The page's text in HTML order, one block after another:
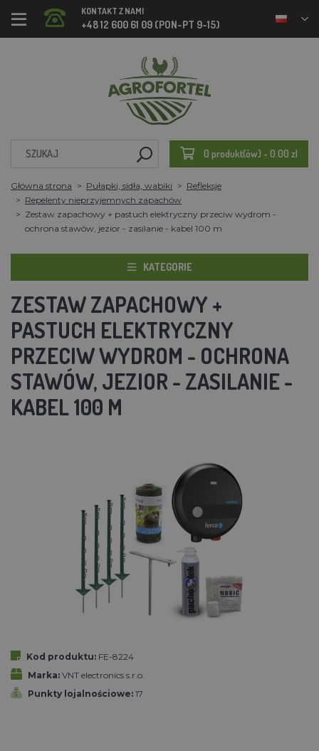
KONTAKT Z NAMI
+48 12 600 61 09 (PON-PT 9-15)
0 produkt(ów) - 0.00 zl
Główna strona Pułapki, sidła, wabiki
Refleksje
Repelenty nieprzyjemnych zapachów
Zestaw zapachowy + pastuch elektryczny przeciw wydrom -
ochrona stawów, jezior - zasilanie - kabel 100 m
KATEGORIE
ZESTAW ZAPACHOWY +
PASTUCH ELEKTRYCZNY
PRZECIW WYDROM - OCHRONA
STAWÓW, JEZIOR - ZASILANIE -
KABEL 100 M
Kod produktu: FE-8224
Marka: VNT electronics s.r.o.
Punkty lojalnościowe: 17